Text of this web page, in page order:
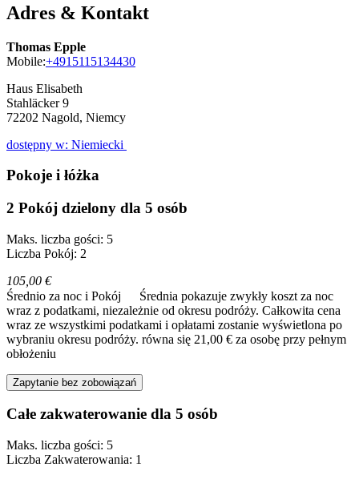
Adres & Kontakt
Thomas Epple
Mobile:+4915115134430
Haus Elisabeth
Stahläcker 9
72202 Nagold, Niemcy
dostępny w: Niemiecki
Pokoje i łóżka
2 Pokój dzielony dla 5 osób
Maks. liczba gości: 5
Liczba Pokój: 2
105,00 €
Średnio za noc i Pokój
Średnia pokazuje zwykły koszt za noc
wraz z podatkami, niezależnie od okresu podróży. Całkowita cena
wraz ze wszystkimi podatkami i opłatami zostanie wyświetlona po
wybraniu okresu podróży. równa się 21,00 € za osobę przy pełnym
obłożeniu
Zapytanie bez zobowiązań
Całe zakwaterowanie dla 5 osób
Maks. liczba gości: 5
Liczba Zakwaterowania: 1